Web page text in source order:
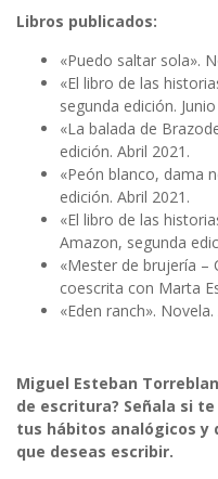
Libros publicados:
«Puedo saltar sola».
«El libro de las
segunda edición.
«La balada de
edición. Abril 2021.
«Peón blanco, dama
edición. Abril 2021.
«El libro de las
Amazon, segunda
«Mester de brujería –
coescrita con Marta
«Eden ranch».
Miguel Esteban
de escritura? Señala si
tus hábitos analógicos y
que deseas escribir.